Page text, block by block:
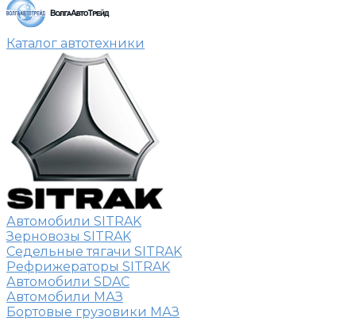
Каталог автотехники
Автомобили SITRAK
Зерновозы SITRAK
Седельные тягачи SITRAK
Рефрижераторы SITRAK
Автомобили SDAC
Автомобили МАЗ
Бортовые грузовики МАЗ